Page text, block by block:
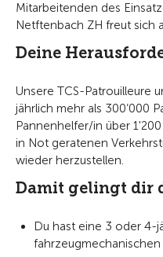
Mitarbeitenden des
Netftenbach ZH freut sich
Deine
Unsere TCS-Patrouilleure
jährlich mehr als 300‘000
Pannenhelfer/in über
in Not geratenen
wieder herzustellen.
Damit gelingt dir
Du hast eine 3 oder 4-